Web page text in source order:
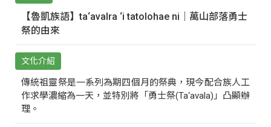
【魯凱族語】ta‘avalra ‘i tatolohae ni｜萬山部落勇士
祭的由來
文化介紹
傳統祖靈祭是一系列為期四個月的祭典，現今配合族人工
作求學濃縮為一天，並特別將「勇士祭(Ta‘avala)」凸顯辦
理。